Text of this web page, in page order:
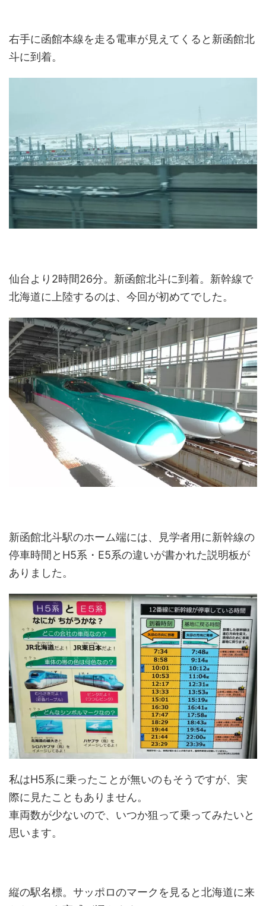
右手に函館本線を走る電車が見えてくると新函館北
斗に到着。
仙台より2時間26分。新函館北斗に到着。新幹線で
北海道に上陸するのは、今回が初めてでした。
新函館北斗駅のホーム端には、見学者用に新幹線の
停車時間とH5系・E5系の違いが書かれた説明板が
ありました。
私はH5系に乗ったことが無いのもそうですが、実
際に見たこともありません。
車両数が少ないので、いつか狙って乗ってみたいと
思います。
縦の駅名標。サッポロのマークを見ると北海道に来